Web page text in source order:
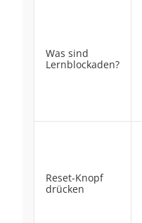
Was sind
Lernblockaden?
Reset-Knopf
drücken